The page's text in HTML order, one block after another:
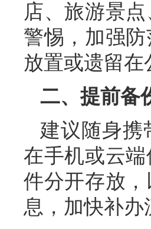
店、旅游景
警惕，加强
放置或遗留在
二、提前备
建议随身携
在手机或云
件分开存放
息，加快补办